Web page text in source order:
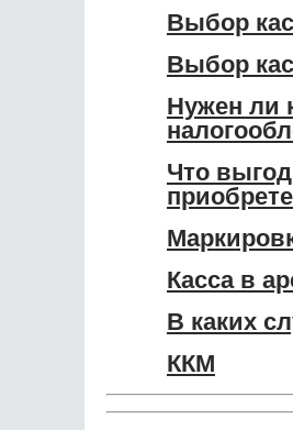
Выбор
Выбор
Нужен ли
Что
Касса в
В каких
ККМ